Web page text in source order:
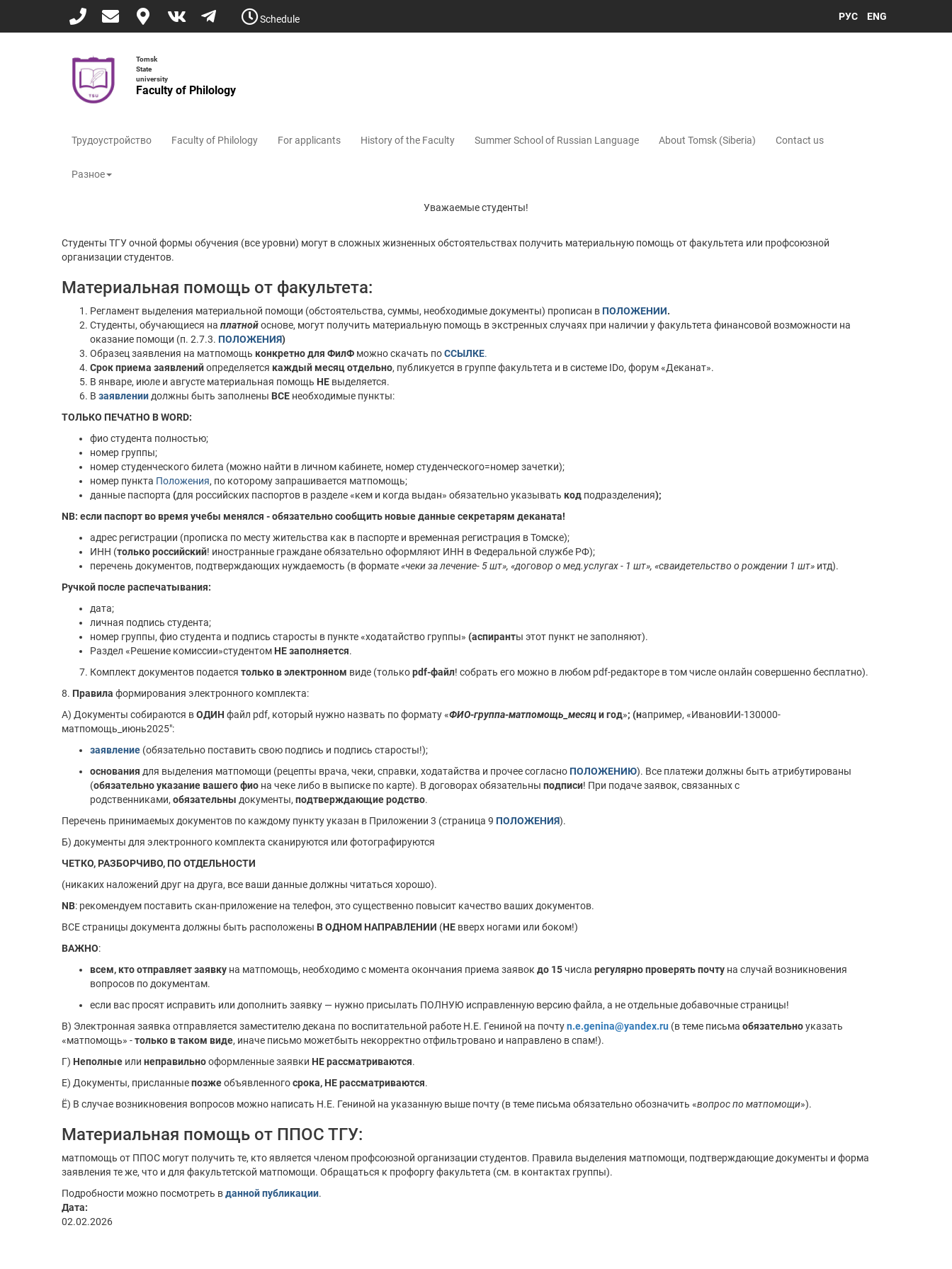
main
Schedule РУС ENG
Tomsk
State
university
Faculty of Philology
Трудоустройство Faculty of Philology For applicants History of the Faculty Summer School of Russian Language About Tomsk (Siberia) Contact us
Разное
Уважаемые студенты!
Студенты ТГУ очной формы обучения (все уровни) могут в сложных жизненных обстоятельствах получить материальную помощь от факультета или профсоюзной
организации студентов.
Материальная помощь от факультета:
Регламент выделения материальной помощи (обстоятельства, суммы, необходимые документы) прописан в ПОЛОЖЕНИИ.
Студенты, обучающиеся на платнойоснове, могут получить материальную помощь в экстренных случаях при наличии у факультета финансовой возможности на
оказание помощи (п. 2.7.3. ПОЛОЖЕНИЯ)
Образец заявления на матпомощь конкретно для ФилФ можно скачать поССЫЛКЕ.
Срок приема заявленийопределяется каждый месяц отдельно, публикуется в группе факультета и в системе IDo, форум «Деканат».
В январе, июле и августе материальная помощь НЕ выделяется.
В заявлении должны быть заполнены ВСЕ необходимые пункты:
ТОЛЬКО ПЕЧАТНО В WORD:
фио студента полностью;
номер группы;
номер студенческого билета (можно найти в личном кабинете, номер студенческого=номер зачетки);
номер пункта Положения, по которому запрашивается матпомощь;
данные паспорта (для российских паспортов в разделе «кем и когда выдан» обязательно указывать код подразделения);
NB: если паспорт во время учебы менялся - обязательно сообщить новые данные секретарям деканата!
адрес регистрации (прописка по месту жительства как в паспорте и временная регистрация в Томске);
ИНН (только российский! иностранные граждане обязательно оформляют ИНН в Федеральной службе РФ);
перечень документов, подтверждающих нуждаемость (в формате«чеки за лечение- 5 шт», «договор о мед.услугах - 1 шт», «сваидетельство о рождении 1 шт» итд).
Ручкой после распечатывания:
дата;
личная подпись студента;
номер группы, фио студента и подпись старосты в пункте «ходатайство группы» (аспиранты этот пункт не заполняют).
Раздел «Решение комиссии»студентом НЕ заполняется.
Комплект документов подается только в электронном виде (толькоpdf-файл! собрать его можно в любом pdf-редакторе в том числе онлайн совершенно бесплатно).
8. Правила формирования электронного комплекта:
А) Документы собираются вОДИН файл pdf, который нужно назвать по формату «ФИО-группа-матпомощь_месяци год»; (например, «ИвановИИ-130000-
матпомощь_июнь2025":
заявление (обязательно поставить свою подпись и подпись старосты!);
основания для выделения матпомощи (рецепты врача, чеки, справки, ходатайства и прочее согласно ПОЛОЖЕНИЮ). Все платежи должны быть атрибутированы
(обязательно указание вашего фио на чеке либо в выписке по карте). В договорах обязательны подписи! При подаче заявок, связанных с
родственниками, обязательны документы, подтверждающие родство.
Перечень принимаемых документов по каждому пункту указан в Приложении 3 (страница 9 ПОЛОЖЕНИЯ).
Б) документы для электронного комплекта сканируются или фотографируются
ЧЕТКО, РАЗБОРЧИВО, ПО ОТДЕЛЬНОСТИ
(никаких наложений друг на друга, все ваши данные должны читаться хорошо).
NB: рекомендуем поставить скан-приложение на телефон, это существенно повысит качество ваших документов.
ВСЕ страницы документа должны быть расположены В ОДНОМ НАПРАВЛЕНИИ (НЕ вверх ногами или боком!)
ВАЖНО:
всем, кто отправляет заявку на матпомощь, необходимо с момента окончания приема заявок до 15числа регулярнопроверять почту на случай возникновения
вопросов по документам.
если вас просят исправить или дополнить заявку — нужно присылать ПОЛНУЮ исправленную версию файла, а не отдельные добавочные страницы!
В) Электронная заявка отправляется заместителю декана по воспитательной работе Н.Е. Гениной на почтуn.e.genina@yandex.ru (в теме письма обязательноуказать
«матпомощь» -только в таком виде, иначе письмо можетбыть некорректно отфильтровано и направлено в спам!).
Г) Неполные или неправильнооформленные заявки НЕ рассматриваются.
Е) Документы, присланныепозжеобъявленногосрока, НЕ рассматриваются.
Ё) В случае возникновения вопросов можно написать Н.Е. Гениной на указанную выше почту (в теме письма обязательно обозначить «вопрос по матпомощи»).
Материальная помощь от ППОС ТГУ:
матпомощь от ППОС могут получить те, кто является членом профсоюзной организации студентов. Правила выделения матпомощи, подтверждающие документы и форма
заявления те же, что и для факультетской матпомощи. Обращаться к профоргу факультета (см. в контактах группы).
Подробности можно посмотреть вданной публикации.
Дата:
02.02.2026